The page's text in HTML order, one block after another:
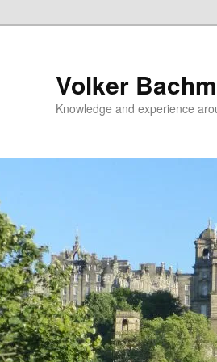
Volker
Knowledge and experience